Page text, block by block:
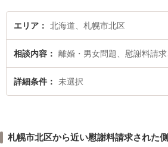
仕事を守ります。
エリア 北海道、札幌市北区
相談内容 離婚・男女問題、慰謝料請
詳細条件 未選択
札幌市北区から近い慰謝料請求された